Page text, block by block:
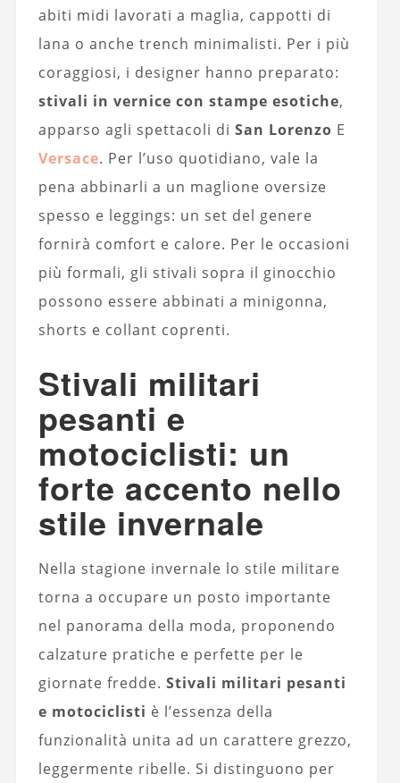
abiti midi lavorati a maglia, cappotti di
lana o anche trench minimalisti. Per i più
coraggiosi, i designer hanno preparato:
stivali in vernice con stampe esotiche,
apparso agli spettacoli di San Lorenzo E
Versace. Per l’uso quotidiano, vale la
pena abbinarli a un maglione oversize
spesso e leggings: un set del genere
fornirà comfort e calore. Per le occasioni
più formali, gli stivali sopra il ginocchio
possono essere abbinati a minigonna,
shorts e collant coprenti.
Stivali militari
pesanti e
motociclisti: un
forte accento nello
stile invernale
Nella stagione invernale lo stile militare
torna a occupare un posto importante
nel panorama della moda, proponendo
calzature pratiche e perfette per le
giornate fredde. Stivali militari pesanti
e motociclisti è l’essenza della
funzionalità unita ad un carattere grezzo,
leggermente ribelle. Si distinguono per